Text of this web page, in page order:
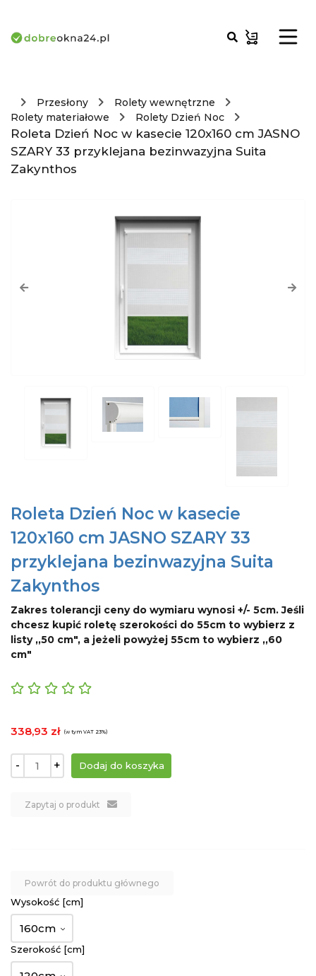
Przesłony
Rolety wewnętrzne
Rolety materiałowe
Rolety Dzień Noc
Roleta Dzień Noc w kasecie 120x160 cm JASNO
SZARY 33 przyklejana bezinwazyjna Suita
Zakynthos
Roleta Dzień Noc w kasecie
120x160 cm JASNO SZARY 33
przyklejana bezinwazyjna Suita
Zakynthos
Zakres tolerancji ceny do wymiaru wynosi +/- 5cm. Jeśli
chcesz kupić roletę szerokości do 55cm to wybierz z
listy ,,50 cm", a jeżeli powyżej 55cm to wybierz ,,60
cm"
338,93 zł (w tym VAT 23%)
- +
Zapytaj o produkt
Powrót do produktu głównego
Wysokość [cm]
160cm
Szerokość [cm]